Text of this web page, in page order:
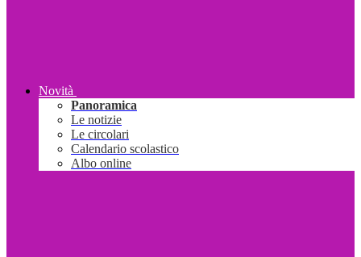
Novità
Panoramica
Le notizie
Le circolari
Calendario scolastico
Albo online